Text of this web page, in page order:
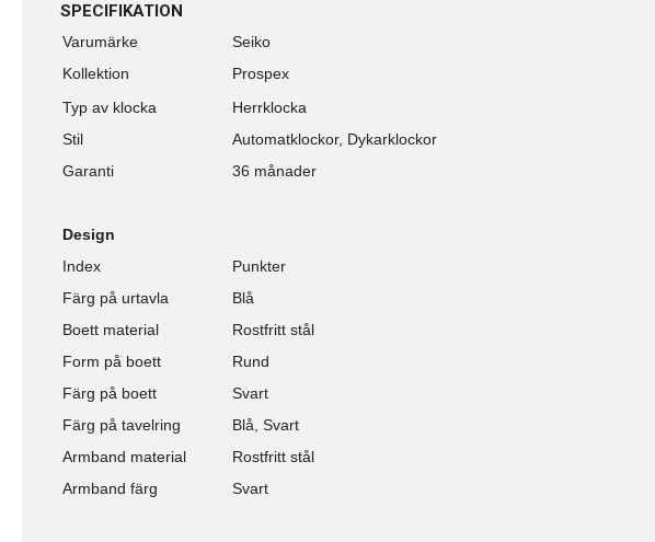
SPECIFIKATION
Varumärke
Seiko
Kollektion
Prospex
Typ av klocka
Herrklocka
Stil
Automatklockor, Dykarklockor
Garanti
36 månader
Design
Index
Punkter
Färg på urtavla
Blå
Boett material
Rostfritt stål
Form på boett
Rund
Färg på boett
Svart
Färg på tavelring
Blå, Svart
Armband material
Rostfritt stål
Armband färg
Svart